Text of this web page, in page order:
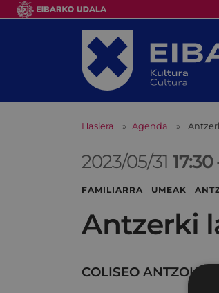
Hasiera Agenda
2023/05/31 17:30
FAMILIARRA UMEAK
Antzerki
COLISEO ANTZOKIA